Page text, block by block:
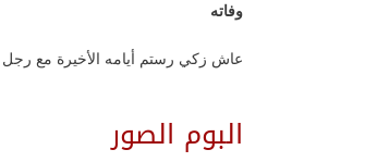
وفاته
عاش زكي رستم أيامه الأخيرة مع رجل عجوز كان يتولى خدمته
البوم الصور